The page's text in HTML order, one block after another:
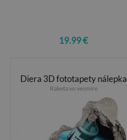
19.99 €
Diera 3D fototapety nálepka
Raketa vo vesmíre